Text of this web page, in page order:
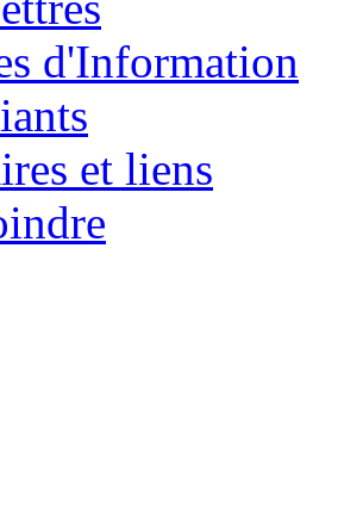
d'Information
et liens